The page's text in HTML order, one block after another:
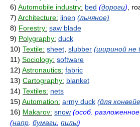
6) Automobile industry: bed (дороги) ,
7) Architecture: linen (льняное)
8) Forestry: saw blade
9) Polygraphy: duck
10) Textile: sheet slubber (шириной не
11) Sociology: software
12) Astronautics: fabric
13) Cartography: blanket
14) Textiles: nets
15) Automation: army duck (для
16) Makarov: snow (особ.
(напр бумаги пилы)